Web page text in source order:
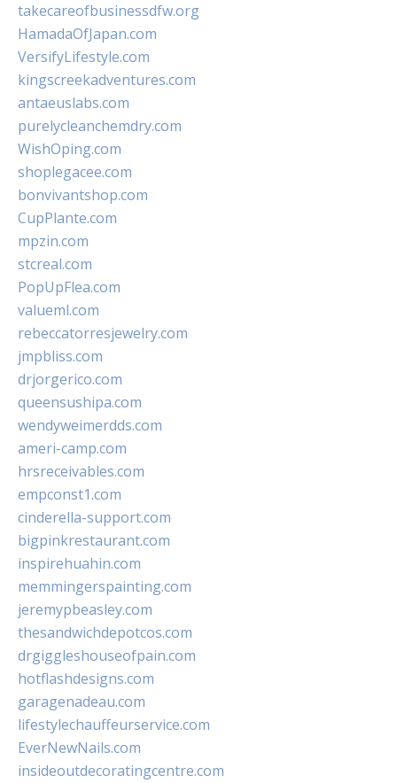
takecareofbusinessdfw.org
HamadaOfJapan.com
VersifyLifestyle.com
kingscreekadventures.com
antaeuslabs.com
purelycleanchemdry.com
WishOping.com
shoplegacee.com
bonvivantshop.com
CupPlante.com
mpzin.com
stcreal.com
PopUpFlea.com
valueml.com
rebeccatorresjewelry.com
jmpbliss.com
drjorgerico.com
queensushipa.com
wendyweimerdds.com
ameri-camp.com
hrsreceivables.com
empconst1.com
cinderella-support.com
bigpinkrestaurant.com
inspirehuahin.com
memmingerspainting.com
jeremypbeasley.com
thesandwichdepotcos.com
drgiggleshouseofpain.com
hotflashdesigns.com
garagenadeau.com
lifestylechauffeurservice.com
EverNewNails.com
insideoutdecoratingcentre.com